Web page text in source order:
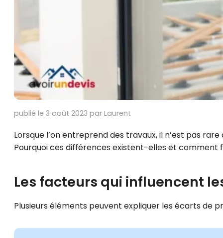
publié le 3 août 2023 par Laurent
Lorsque l’on entreprend des travaux, il n’est pas
Pourquoi ces différences existent-elles et
Les facteurs qui influencent
Plusieurs éléments peuvent expliquer les écarts de